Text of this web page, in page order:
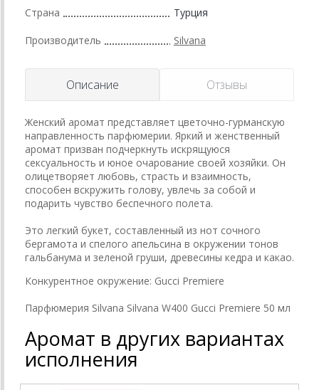
Страна Турция
Производитель Silvana
Описание Отзывы
Женский аромат представляет цветочно-гурманскую
направленность парфюмерии. Яркий и женственный
аромат призван подчеркнуть искрящуюся
сексуальность и юное очарование своей хозяйки. Он
олицетворяет любовь, страсть и взаимность,
способен вскружить голову, увлечь за собой и
подарить чувство беспечного полета.
Это легкий букет, составленный из нот сочного
бергамота и спелого апельсина в окружении тонов
гальбанума и зеленой груши, древесины кедра и какао.
Конкурентное окружение: Gucci Premiere
Парфюмерия Silvana Silvana W400 Gucci Premiere 50 мл
Аромат в других вариантах
исполнения